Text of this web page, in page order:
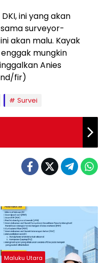
ini yang akan
surveyor-
akan malu. Kayak
mungkin
Anies
fir)
Survei
Maluku Utara